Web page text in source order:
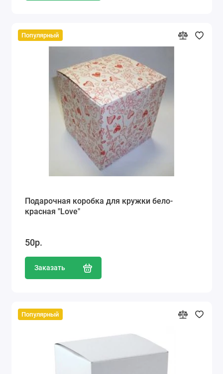
Популярный
Подарочная коробка для кружки бело-
красная "Love"
50р.
Заказать
Популярный